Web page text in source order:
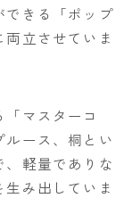
できる「ポップ
立させていま
マスターコ
ース、桐とい
軽量でありな
み出していま